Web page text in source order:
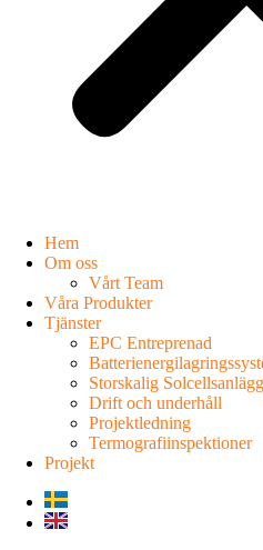
Hem
Om oss
Vårt Team
Våra Produkter
Tjänster
EPC Entreprenad
Storskalig
Drift och underhåll
Projektledning
Termografiinspektioner
Projekt